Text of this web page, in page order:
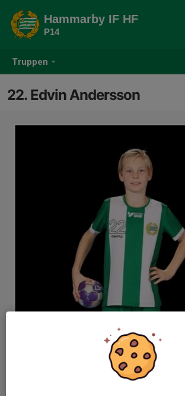
Truppen
Hammarby IF HF
P14
22. Edvin Andersson